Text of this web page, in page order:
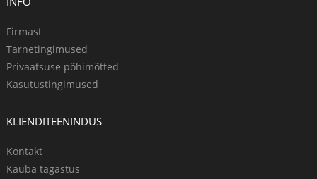
Firmast
Tarnetingimused
Privaatsuse põhimõtted
Kasutustingimused
KLIENDITEENINDUS
Kontakt
Kauba tagastus